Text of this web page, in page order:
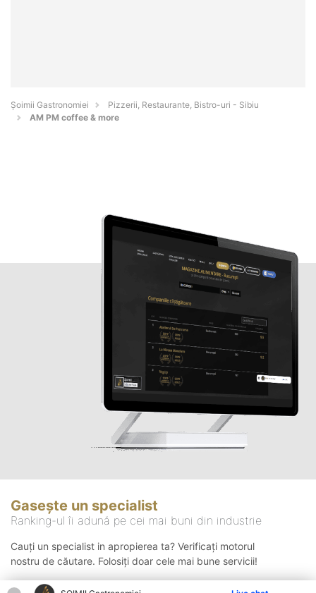
Șoimii Gastronomiei
Pizzerii, Restaurante, Bistro-uri - Sibiu
AM PM coffee & more
Gasește un specialist
Ranking-ul îi adună pe cei mai buni din industrie
Cauți un specialist in apropierea ta? Verificați motorul
nostru de căutare. Folosiți doar cele mai bune servicii!